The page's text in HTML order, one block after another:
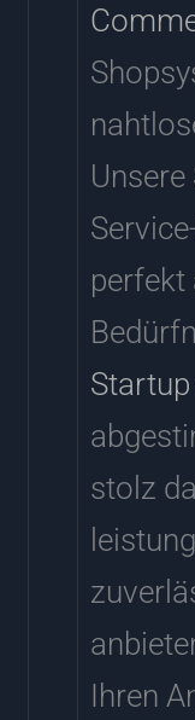
perfekt
Startup
stolz
Ihren